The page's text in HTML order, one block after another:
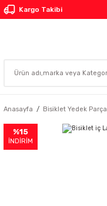
Kargo Takibi
Anasayfa Bisiklet Yedek Parça
%15
İNDİRİM